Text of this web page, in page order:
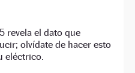
revela el dato que
olvídate de hacer esto
eléctrico.